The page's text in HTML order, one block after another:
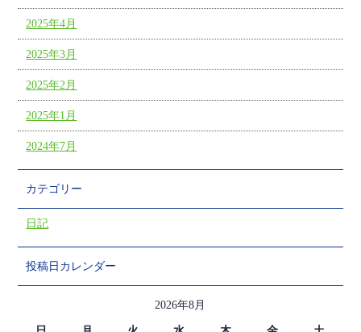
2025年4月
2025年3月
2025年2月
2025年1月
2024年7月
カテゴリー
日記
投稿日カレンダー
2026年8月